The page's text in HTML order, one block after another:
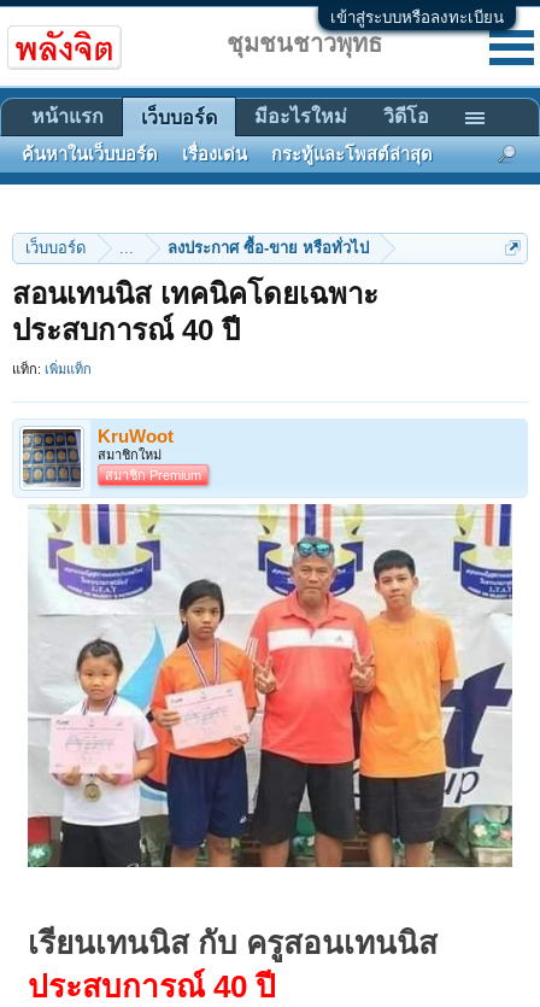
เข้าสู่ระบบหรือลงทะเบียน
เว็บบอร์ด ... ลงประกาศ ซื้อ-ขาย หรือทั่วไป
สอนเทนนิส เทคนิคโดยเฉพาะ
ประสบการณ์ 40 ปี
แท็ก: เพิ่มแท็ก
KruWoot
สมาชิกใหม่
สมาชิก Premium
เรียนเทนนิส กับ ครูสอนเทนนิส
ประสบการณ์ 40 ปี
ชุมชนชาวพุทธ
หน้าแรก เว็บบอร์ด
ค้นหาในเว็บบอร์ด เรื่องเด่น กระทู้และโพสต์ล่าสุด
มีอะไรใหม่ วิดีโอ